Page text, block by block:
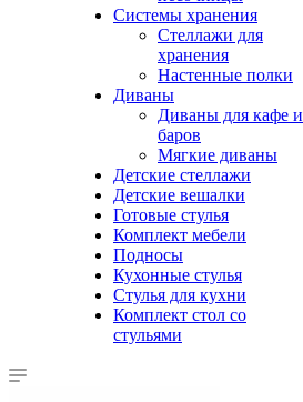
Системы хранения
Стеллажи для
хранения
Настенные полки
Диваны
Диваны для кафе и
баров
Мягкие диваны
Детские стеллажи
Детские вешалки
Готовые стулья
Комплект мебели
Подносы
Кухонные стулья
Стулья для кухни
Комплект стол со
стульями